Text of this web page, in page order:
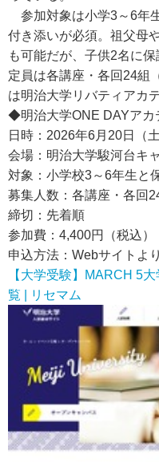
参加対象は小学3～6年
付き添いが必須。祖父母
も可能だが、子供2名に
定員は各講座・各回24組
は明治大学リバティアカ
◆明治大学ONE DAYアカ
日時：2026年6月20日（
会場：明治大学駿河台キ
対象：小学校3～6年生と
募集人数：各講座・各回
締切：先着順
参加費：4,400円（税込）
申込方法：Webサイトよ
【大学受験】MARCH 5
覧 | リセマム